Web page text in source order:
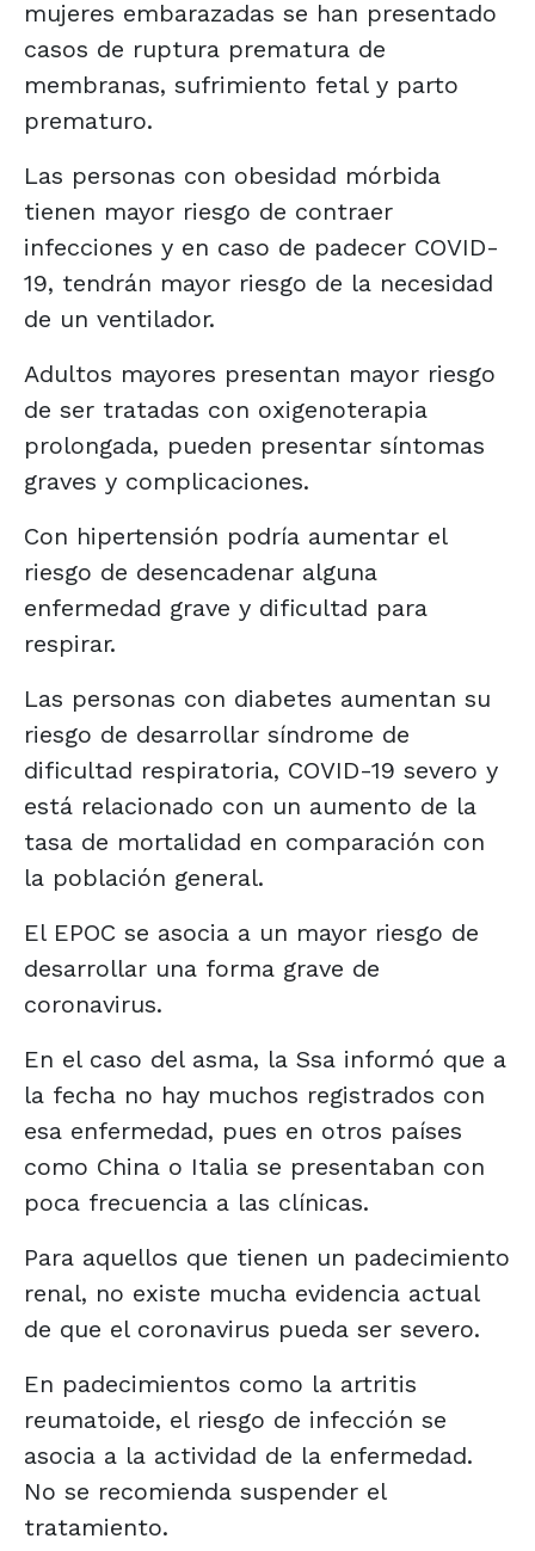
mujeres embarazadas se han presentado
casos de ruptura prematura de
membranas, sufrimiento fetal y parto
prematuro.
Las personas con obesidad mórbida
tienen mayor riesgo de contraer
infecciones y en caso de padecer COVID-
19, tendrán mayor riesgo de la necesidad
de un ventilador.
Adultos mayores presentan mayor riesgo
de ser tratadas con oxigenoterapia
prolongada, pueden presentar síntomas
graves y complicaciones.
Con hipertensión podría aumentar el
riesgo de desencadenar alguna
enfermedad grave y dificultad para
respirar.
Las personas con diabetes aumentan su
riesgo de desarrollar síndrome de
dificultad respiratoria, COVID-19 severo y
está relacionado con un aumento de la
tasa de mortalidad en comparación con
la población general.
El EPOC se asocia a un mayor riesgo de
desarrollar una forma grave de
coronavirus.
En el caso del asma, la Ssa informó que a
la fecha no hay muchos registrados con
esa enfermedad, pues en otros países
como China o Italia se presentaban con
poca frecuencia a las clínicas.
Para aquellos que tienen un padecimiento
renal, no existe mucha evidencia actual
de que el coronavirus pueda ser severo.
En padecimientos como la artritis
reumatoide, el riesgo de infección se
asocia a la actividad de la enfermedad.
No se recomienda suspender el
tratamiento.